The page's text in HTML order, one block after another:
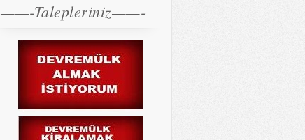
——-Talepleriniz——-